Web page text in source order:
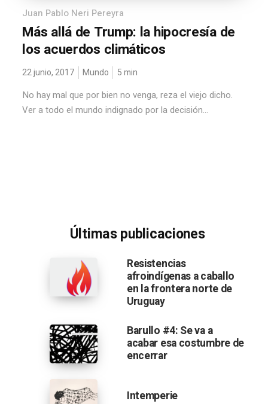
Juan Pablo Neri Pereyra
Más allá de Trump: la hipocresía de
los acuerdos climáticos
22 junio, 2017 Mundo 5 min
No hay mal que por bien no venga, reza el viejo dicho.
Ver a todo el mundo indignado por la decisión...
Últimas publicaciones
Resistencias
afroindígenas a caballo
en la frontera norte de
Uruguay
Barullo #4: Se va a
acabar esa costumbre de
encerrar
Intemperie